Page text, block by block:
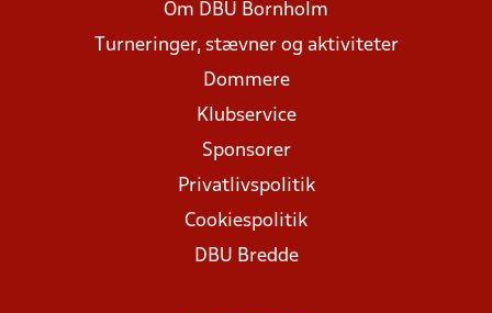
Om DBU Bornholm
Turneringer, stævner og aktiviteter
Dommere
Klubservice
Sponsorer
Privatlivspolitik
Cookiespolitik
DBU Bredde